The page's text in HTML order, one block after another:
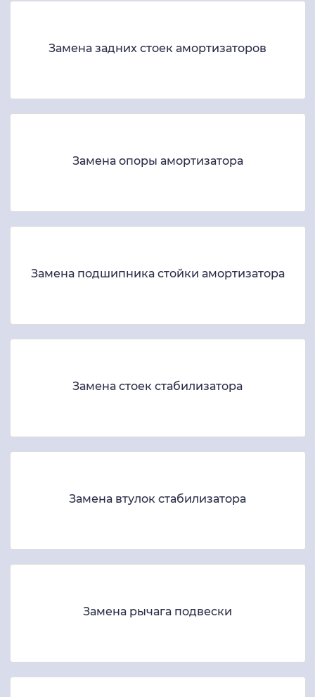
Замена задних стоек амортизаторов
Замена опоры амортизатора
Замена подшипника стойки амортизатора
Замена стоек стабилизатора
Замена втулок стабилизатора
Замена рычага подвески